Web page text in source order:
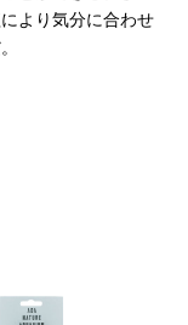
より気分に合わせ